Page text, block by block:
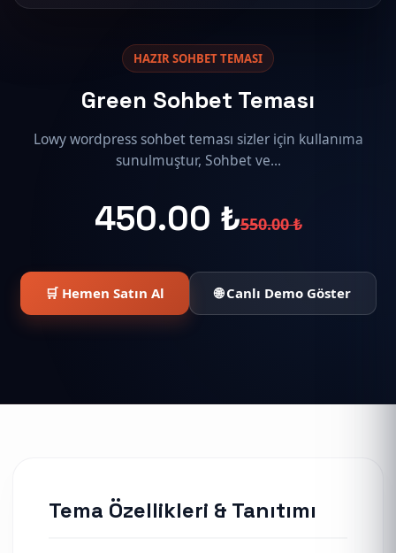
HAZIR SOHBET TEMASI
Green Sohbet Teması
Lowy wordpress sohbet teması sizler için kullanıma
sunulmuştur, Sohbet ve...
450.00 ₺550.00 ₺
🛒 Hemen Satın Al 🌐 Canlı Demo Göster
Tema Özellikleri & Tanıtımı